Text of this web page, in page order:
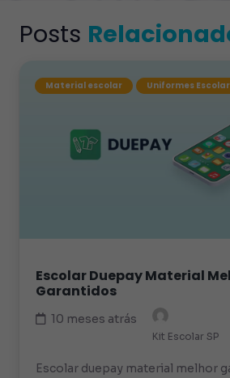
Posts
Material escolar Uniformes
Escolar Duepay Material
Garantidos
10 meses atrás
Kit Escolar SP
Escolar duepay material melhor